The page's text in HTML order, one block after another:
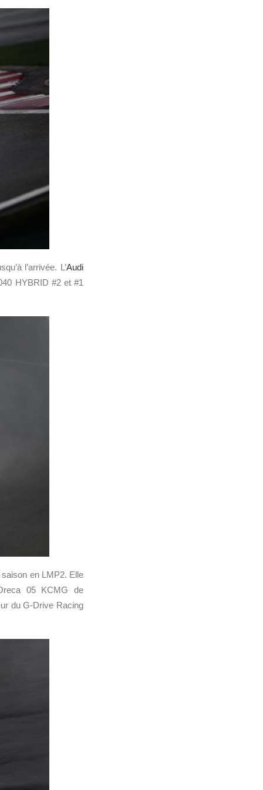
l’arrivée. L’Audi
HYBRID #2 et #1
en LMP2. Elle
05 KCMG de
du G-Drive Racing